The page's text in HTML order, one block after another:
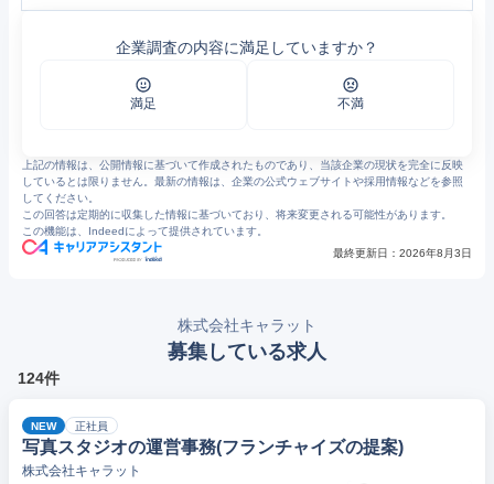
M.Y | CARATT,inc.
スタジオキャラット 写真スタジオ・写真館
キャラットの想い｜赤ちゃん・子供・家族写真の撮影ならスタジオキャラット
10https://www.openwork.jp/company.php?m_id=a0C1000000qao6S
11
キャラットの評判・口コミ - エン カイシャの評判 (1497)
企業調査の内容に満足していますか？
満足 不満
上記の情報は、公開情報に基づいて作成されたものであり、当該企業の現状を完全に反映
しているとは限りません。最新の情報は、企業の公式ウェブサイトや採用情報などを参照
してください。
この回答は定期的に収集した情報に基づいており、将来変更される可能性があります。
この機能は、Indeedによって提供されています。
最終更新日： 2026年8月3日
株式会社キャラット
募集している求人
124件
NEW 正社員
写真スタジオの運営事務(フランチャイズの提案)
株式会社キャラット